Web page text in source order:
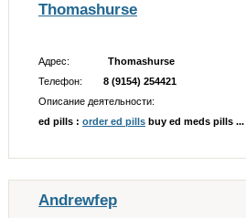
Thomashurse
Адрес:
Thomashurse
Телефон:
8 (9154) 254421
Описание деятельности:
ed pills : order ed pills buy ed meds pills ...
Andrewfep